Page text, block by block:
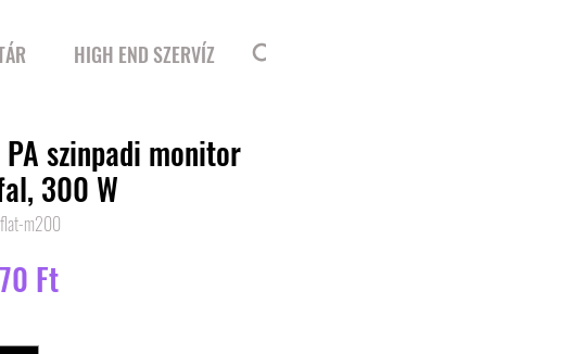
HIGH END SZERVÍZ
szinpadi monitor
300 W
m200
FtÁr